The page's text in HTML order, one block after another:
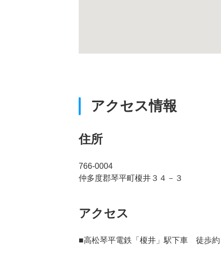
アクセス情報
住所
766-0004
仲多度郡琴平町榎井３４－３
アクセス
■高松琴平電鉄「榎井」駅下車 徒歩約